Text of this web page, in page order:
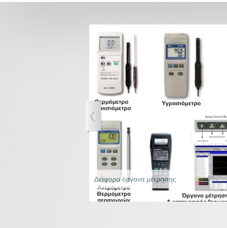
Διάφορα όργανα μέτρησης